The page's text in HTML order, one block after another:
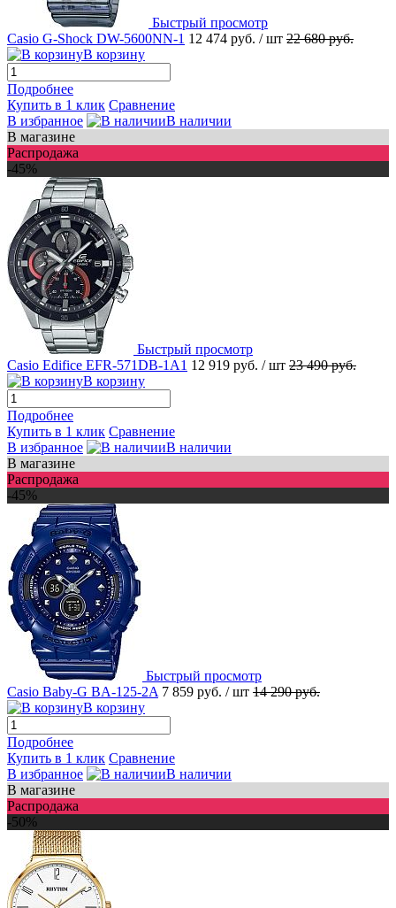
Быстрый просмотр
Casio G-Shock DW-5600NN-1 12 474 руб. / шт 22 680 руб.
В корзину
Подробнее
Купить в 1 клик Сравнение
В избранное
В наличии
В магазине
Распродажа
-45%
Быстрый просмотр
Casio Edifice EFR-571DB-1A1 12 919 руб. / шт 23 490 руб.
В корзину
Подробнее
Купить в 1 клик Сравнение
В избранное
В наличии
В магазине
Распродажа
-45%
Быстрый просмотр
Casio Baby-G BA-125-2A 7 859 руб. / шт 14 290 руб.
В корзину
Подробнее
Купить в 1 клик Сравнение
В избранное
В наличии
В магазине
Распродажа
-50%